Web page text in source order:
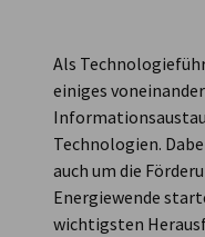
Als
einiges
Technologien.
auch um die
Energiewende
wichtigsten